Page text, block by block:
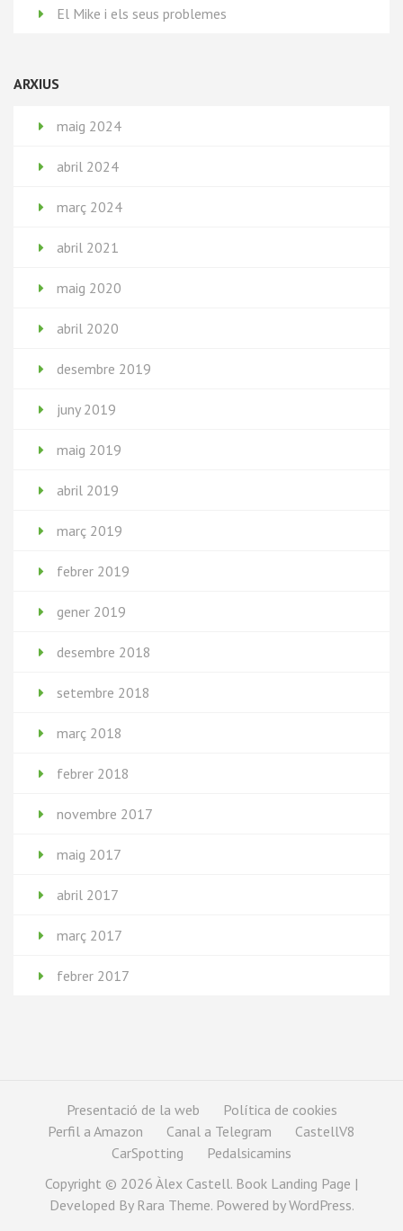
El Mike i els seus problemes
ARXIUS
maig 2024
abril 2024
març 2024
abril 2021
maig 2020
abril 2020
desembre 2019
juny 2019
maig 2019
abril 2019
març 2019
febrer 2019
gener 2019
desembre 2018
setembre 2018
març 2018
febrer 2018
novembre 2017
maig 2017
abril 2017
març 2017
febrer 2017
Presentació de la web
Política de cookies
Perfil a Amazon
Canal a Telegram
CastellV8
CarSpotting
Pedalsicamins
Copyright © 2026 Àlex Castell. Book Landing Page |
Developed By Rara Theme. Powered byWordPress.